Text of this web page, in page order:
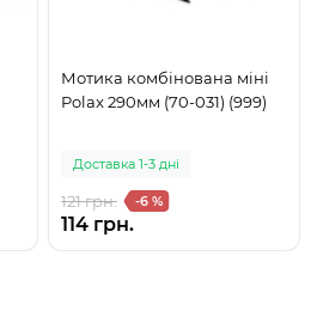
Мотика комбінована міні
Polax 290мм (70-031) (999)
Доставка 1-3 дні
121 грн. -6 %
114 грн.